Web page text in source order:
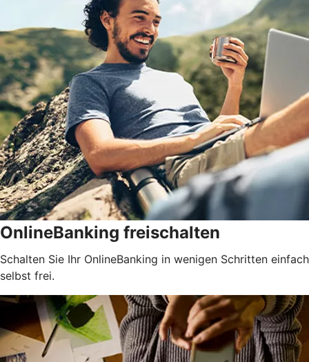
OnlineBanking freischalten
Schalten Sie Ihr OnlineBanking in wenigen Schritten einfach
selbst frei.